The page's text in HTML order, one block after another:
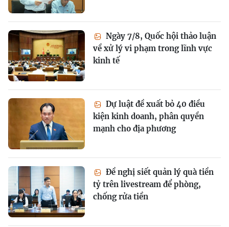
Ngày 7/8, Quốc hội thảo luận
về xử lý vi phạm trong lĩnh vực
kinh tế
Dự luật đề xuất bỏ 40 điều
kiện kinh doanh, phân quyền
mạnh cho địa phương
Đề nghị siết quản lý quà tiền
tỷ trên livestream để phòng,
chống rửa tiền